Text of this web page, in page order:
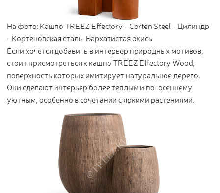
На фото: Кашпо TREEZ Effectory - Corten Steel - Цилиндр
- Кортеновская сталь-Бархатистая окись
Если хочется добавить в интерьер природных мотивов,
стоит присмотреться к кашпо TREEZ Effectory Wood,
поверхность которых имитирует натуральное дерево.
Они сделают интерьер более тёплым и по-осеннему
уютным, особенно в сочетании с яркими растениями.